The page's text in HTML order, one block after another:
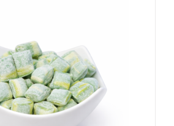
Varianten
auf.
Die
Optionen
können